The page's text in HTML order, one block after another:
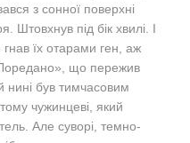
з сонної поверхні
Штовхнув під бік хвилі. І
гнав їх отарами ген, аж
Лоредано», що пережив
нині був тимчасовим
чужинцеві, який
Але суворі, темно-